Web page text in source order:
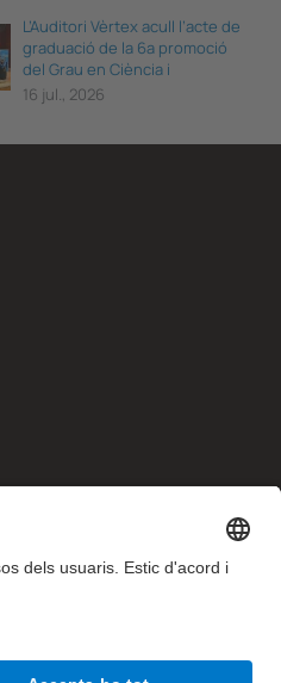
L’Auditori Vèrtex acull l’acte de
graduació de la 6a promoció
del Grau en Ciència i
Enginyeria de Dades
16 jul., 2026